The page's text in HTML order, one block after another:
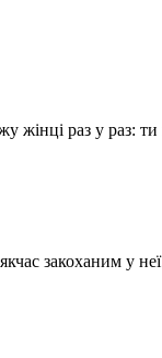
жінці раз у раз:
закоханим у